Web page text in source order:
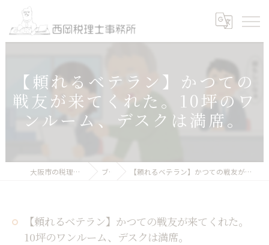
【頼れるベテラン】かつての
戦友が来てくれた。10坪のワ
ンルーム、デスクは満席。
大阪市の税理士｜西岡税理士事務所 ブログ 【頼れるベテラン】かつての戦友が来てくれた。10坪のワンルーム、デスクは満席。
【頼れるベテラン】かつての戦友が来てくれた。
10坪のワンルーム、デスクは満席。